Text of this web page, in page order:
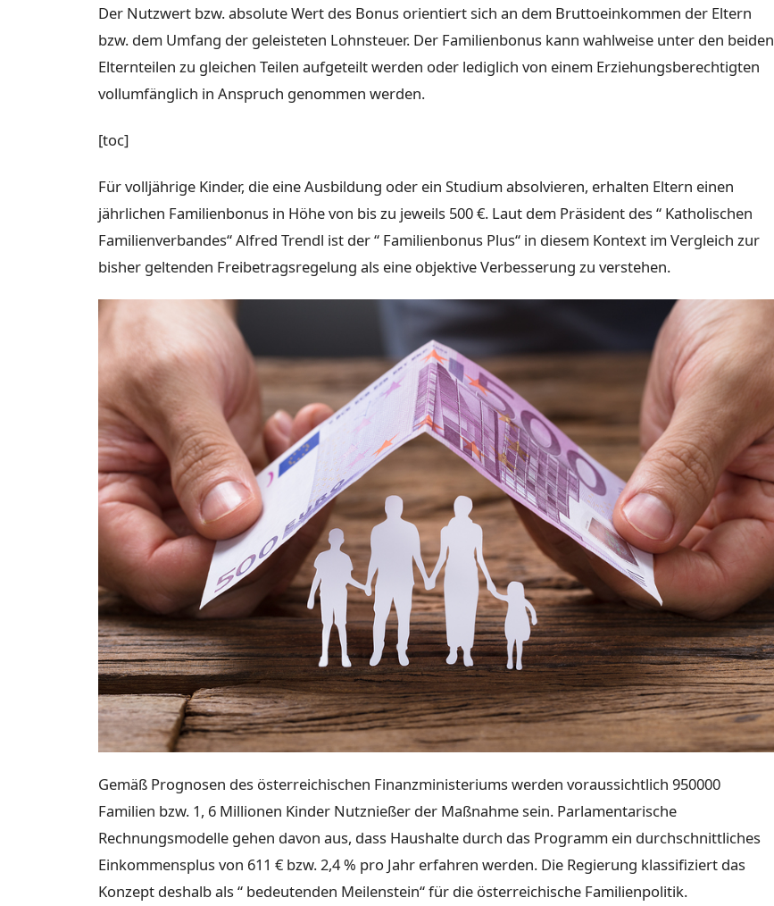
Der Nutzwert bzw. absolute Wert des Bonus orientiert sich an dem Bruttoeinkommen der Eltern
bzw. dem Umfang der geleisteten Lohnsteuer. Der Familienbonus kann wahlweise unter den beiden
Elternteilen zu gleichen Teilen aufgeteilt werden oder lediglich von einem Erziehungsberechtigten
vollumfänglich in Anspruch genommen werden.
[toc]
Für volljährige Kinder, die eine Ausbildung oder ein Studium absolvieren, erhalten Eltern einen
jährlichen Familienbonus in Höhe von bis zu jeweils 500 €. Laut dem Präsident des “ Katholischen
Familienverbandes“ Alfred Trendl ist der “ Familienbonus Plus“ in diesem Kontext im Vergleich zur
bisher geltenden Freibetragsregelung als eine objektive Verbesserung zu verstehen.
Gemäß Prognosen des österreichischen Finanzministeriums werden voraussichtlich 950000
Familien bzw. 1, 6 Millionen Kinder Nutznießer der Maßnahme sein. Parlamentarische
Rechnungsmodelle gehen davon aus, dass Haushalte durch das Programm ein durchschnittliches
Einkommensplus von 611 € bzw. 2,4 % pro Jahr erfahren werden. Die Regierung klassifiziert das
Konzept deshalb als “ bedeutenden Meilenstein“ für die österreichische Familienpolitik.